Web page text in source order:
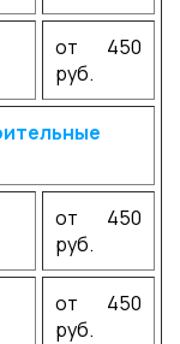
от 450
руб.
от 450
руб.
от 450
руб.